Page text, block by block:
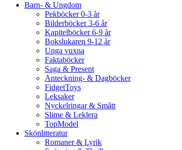
Barn- & Ungdom
Pekböcker 0-3 år
Bilderböcker 3-6 år
Kapitelböcker 6-9 år
Bokslukaren 9-12 år
Unga vuxna
Faktaböcker
Saga & Present
Anteckning- & Dagböcker
FidgetToys
Leksaker
Nyckelringar & Smått
Slime & Leklera
TopModel
Skönlitteratur
Romaner & Lyrik